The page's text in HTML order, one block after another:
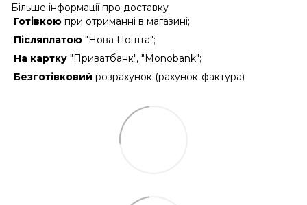
Більше інформації про доставку
Готівкою при отриманні в магазині;
Післяплатою "Нова Пошта";
На картку "Приватбанк", "Monobank";
Безготівковий розрахунок (рахунок-фактура)